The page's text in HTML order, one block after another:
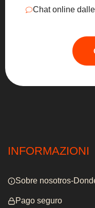
Chat online
INFORMAZIONI
Sobre nosotros-
Pago seguro